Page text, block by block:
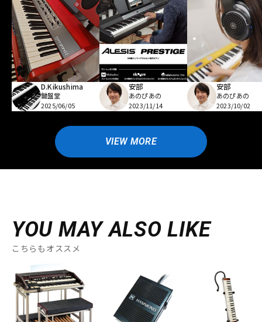
D.Kikushima
鍵盤堂
2025/06/05
安部
あのぴあの
2023/11/14
安部
あのぴあの
2023/10/02
VIEW MORE
YOU MAY ALSO LIKE
こちらもオススメ